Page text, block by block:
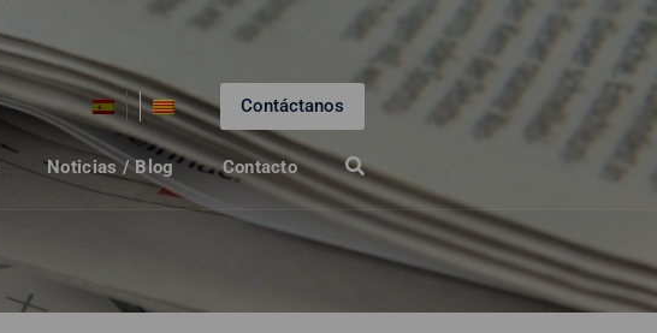
Contáctanos
Noticias / Blog Contacto